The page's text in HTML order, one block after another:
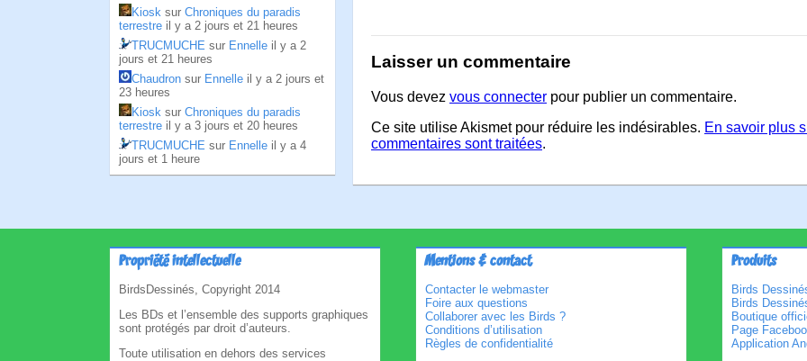
Kiosk sur Chroniques du paradis
terrestre il y a 2 jours et 21 heures
TRUCMUCHE sur Ennelle il y a 2
jours et 21 heures
Chaudron sur Ennelle il y a 2 jours et
23 heures
Kiosk sur Chroniques du paradis
terrestre il y a 3 jours et 20 heures
TRUCMUCHE sur Ennelle il y a 4
jours et 1 heure
Laisser un commentaire
Vous devez vous connecter pour publier un commentaire.
Ce site utilise Akismet pour réduire les indésirables. En savoir plus
commentaires sont traitées.
Propriété intellectuelle
BirdsDessinés, Copyright 2014
Les BDs et l’ensemble des supports graphiques
sont protégés par droit d’auteurs.
Toute utilisation en dehors des services
Mentions & contact
Contacter le webmaster
Foire aux questions
Collaborer avec les Birds ?
Conditions d’utilisation
Règles de confidentialité
Produits
Birds
Birds
Boutique
Page
Application